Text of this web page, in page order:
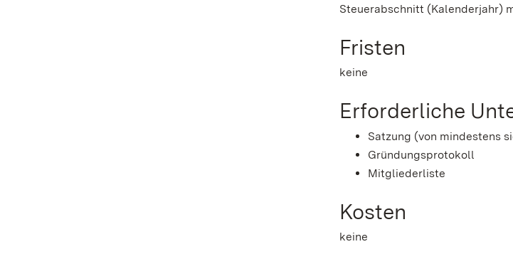
Steuerabschnitt (Kalenderjahr)
Fristen
keine
Erforderliche
Satzung (von mindestens
Gründungsprotokoll
Mitgliederliste
Kosten
keine